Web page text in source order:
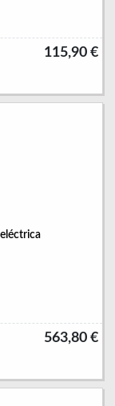
115,90 €
563,80 €